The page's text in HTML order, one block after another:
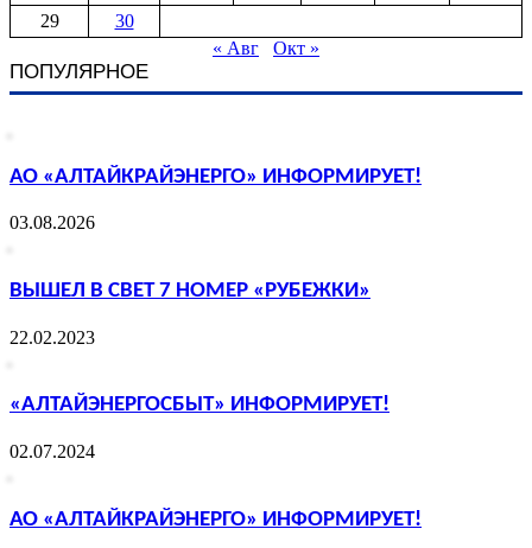
29
30
« Авг
Окт »
ПОПУЛЯРНОЕ
АО «АЛТАЙКРАЙЭНЕРГО» ИНФОРМИРУЕТ!
03.08.2026
ВЫШЕЛ В СВЕТ 7 НОМЕР «РУБЕЖКИ»
22.02.2023
«АЛТАЙЭНЕРГОСБЫТ» ИНФОРМИРУЕТ!
02.07.2024
АО «АЛТАЙКРАЙЭНЕРГО» ИНФОРМИРУЕТ!